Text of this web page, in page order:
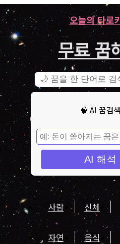
오늘의 타로
무료 꿈
🧠 AI 꿈검색
AI 해석
사람 신체
자연 음식